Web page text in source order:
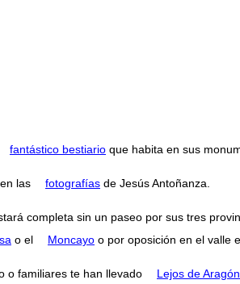
fantástico bestiario que habita en sus
las fotografías de Jesús Antoñanza.
completa sin un paseo por sus tres
o el Moncayo o por oposición en el valle
o familiares te han llevado Lejos de Aragón